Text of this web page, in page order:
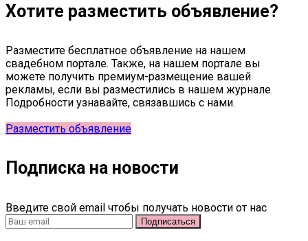
Хотите разместить объявление?
Разместите бесплатное объявление на нашем
свадебном портале. Также, на нашем портале вы
можете получить премиум-размещение вашей
рекламы, если вы разместились в нашем журнале.
Подробности узнавайте, связавшись с нами.
Разместить объявление
Подписка на новости
Введите свой email чтобы получать новости от нас